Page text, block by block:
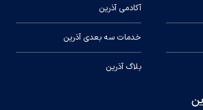
آکادمی آذرین
خدمات سه بعدی آذرین
بلاگ آذرین